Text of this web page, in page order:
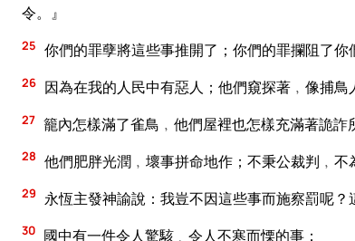
令。』
25 你們的罪孽將這些事推開了；你們的罪攔阻了你
26 因為在我的人民中有惡人；他們窺探著﹐像捕鳥
27 籠內怎樣滿了雀鳥﹐他們屋裡也怎樣充滿著詭詐
28 他們肥胖光潤﹐壞事拼命地作；不秉公裁判﹐
29 永恆主發神諭說：我豈不因這些事而施察罰呢？
30 國中有一件令人驚駭﹑令人不寒而慄的事；